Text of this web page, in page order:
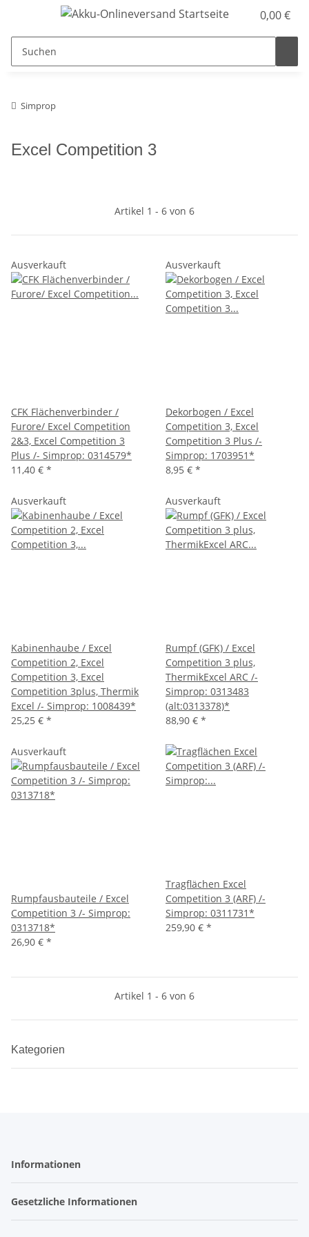
0,00 €
Simprop
Excel Competition 3
Artikel 1 - 6 von 6
Ausverkauft
CFK Flächenverbinder /
Furore/ Excel Competition
2&3, Excel Competition 3
Plus /- Simprop: 0314579*
11,40 € *
Ausverkauft
Dekorbogen / Excel
Competition 3, Excel
Competition 3 Plus /-
Simprop: 1703951*
8,95 € *
Ausverkauft
Kabinenhaube / Excel
Competition 2, Excel
Competition 3, Excel
Competition 3plus, Thermik
Excel /- Simprop: 1008439*
25,25 € *
Ausverkauft
Rumpf (GFK) / Excel
Competition 3 plus,
ThermikExcel ARC /-
Simprop: 0313483
(alt:0313378)*
88,90 € *
Ausverkauft
Rumpfausbauteile / Excel
Competition 3 /- Simprop:
0313718*
26,90 € *
Tragflächen Excel
Competition 3 (ARF) /-
Simprop: 0311731*
259,90 € *
Artikel 1 - 6 von 6
Kategorien
Informationen
Gesetzliche Informationen